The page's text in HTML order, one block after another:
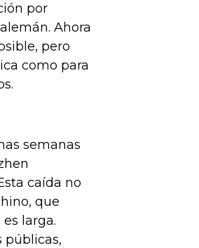
por
Ahora
pero
como para
semanas
caída no
que
larga.
públicas,